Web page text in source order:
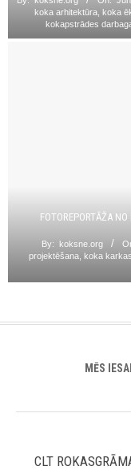
koka arhitektūra koka
kokapstrādes
FOTOREPORTĀŽA
By: koksne.org
projektēšana, koka
MĒS
CLT